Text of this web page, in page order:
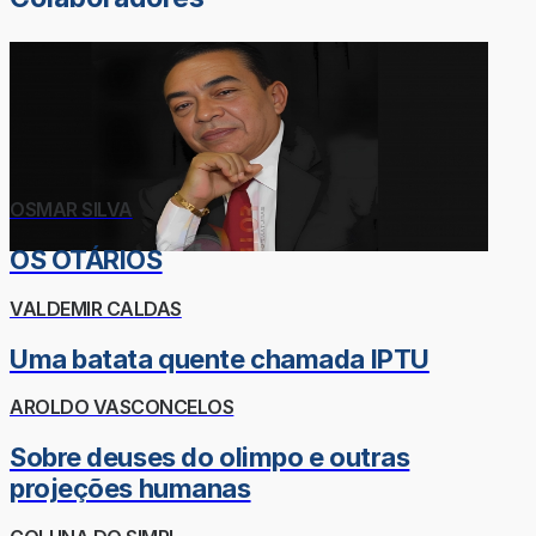
OSMAR SILVA
OS OTÁRIOS
VALDEMIR CALDAS
Uma batata quente chamada IPTU
AROLDO VASCONCELOS
Sobre deuses do olimpo e outras
projeções humanas